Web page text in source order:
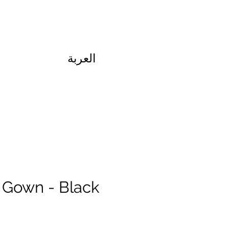
- Black
العربة